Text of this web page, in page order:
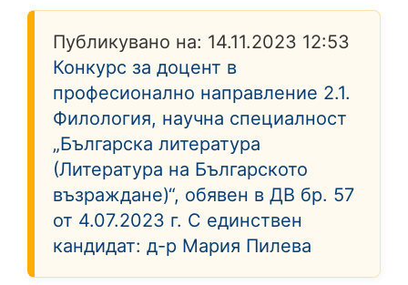
Публикувано на: 14.11.2023 12:53
Конкурс за доцент в
професионално направление 2.1.
Филология, научна специалност
„Българска литература
(Литература на Българското
възраждане)“, обявен в ДВ бр. 57
от 4.07.2023 г. С единствен
кандидат: д-р Мария Пилева